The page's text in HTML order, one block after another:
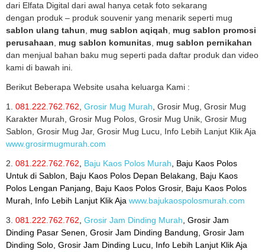
dari Elfata Digital dari awal hanya cetak foto sekarang
dengan produk – produk souvenir yang menarik seperti mug
sablon ulang tahun, mug sablon aqiqah, mug sablon promosi
perusahaan, mug sablon komunitas, mug sablon pernikahan
dan menjual bahan baku mug seperti pada daftar produk dan video
kami di bawah ini.
Berikut Beberapa Website usaha keluarga Kami :
1. 081.222.762.762, Grosir Mug Murah, Grosir Mug, Grosir Mug
Karakter Murah, Grosir Mug Polos, Grosir Mug Unik, Grosir Mug
Sablon, Grosir Mug Jar, Grosir Mug Lucu, Info Lebih Lanjut Klik Aja
www.grosirmugmurah.com
2. 081.222.762.762, Baju Kaos Polos Murah, Baju Kaos Polos
Untuk di Sablon, Baju Kaos Polos Depan Belakang, Baju Kaos
Polos Lengan Panjang, Baju Kaos Polos Grosir, Baju Kaos Polos
Murah, Info Lebih Lanjut Klik Aja www.bajukaospolosmurah.com
3. 081.222.762.762, Grosir Jam Dinding Murah, Grosir Jam
Dinding Pasar Senen, Grosir Jam Dinding Bandung, Grosir Jam
Dinding Solo, Grosir Jam Dinding Lucu, Info Lebih Lanjut Klik Aja